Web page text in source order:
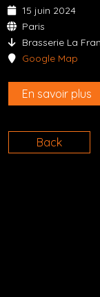
15 juin 2024
Paris
Brasserie La
Google Map
En savoir plus
Back